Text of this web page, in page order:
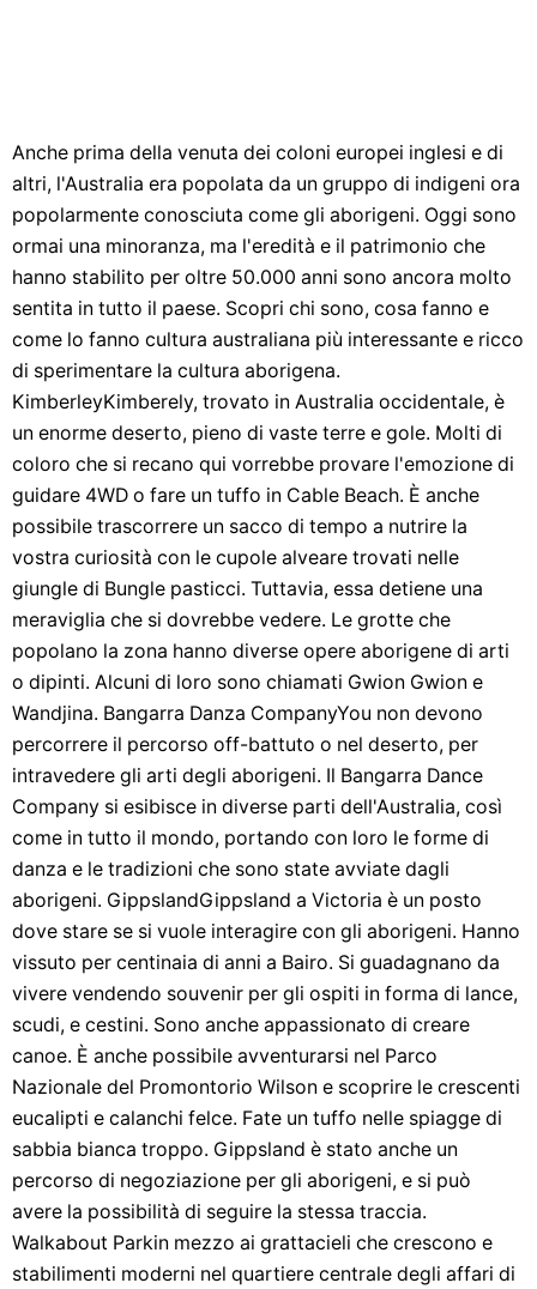
Anche prima della venuta dei coloni europei inglesi e di
altri, l'Australia era popolata da un gruppo di indigeni ora
popolarmente conosciuta come gli aborigeni. Oggi sono
ormai una minoranza, ma l'eredità e il patrimonio che
hanno stabilito per oltre 50.000 anni sono ancora molto
sentita in tutto il paese. Scopri chi sono, cosa fanno e
come lo fanno cultura australiana più interessante e ricco
di sperimentare la cultura aborigena.
KimberleyKimberely, trovato in Australia occidentale, è
un enorme deserto, pieno di vaste terre e gole. Molti di
coloro che si recano qui vorrebbe provare l'emozione di
guidare 4WD o fare un tuffo in Cable Beach. È anche
possibile trascorrere un sacco di tempo a nutrire la
vostra curiosità con le cupole alveare trovati nelle
giungle di Bungle pasticci. Tuttavia, essa detiene una
meraviglia che si dovrebbe vedere. Le grotte che
popolano la zona hanno diverse opere aborigene di arti
o dipinti. Alcuni di loro sono chiamati Gwion Gwion e
Wandjina. Bangarra Danza CompanyYou non devono
percorrere il percorso off-battuto o nel deserto, per
intravedere gli arti degli aborigeni. Il Bangarra Dance
Company si esibisce in diverse parti dell'Australia, così
come in tutto il mondo, portando con loro le forme di
danza e le tradizioni che sono state avviate dagli
aborigeni. GippslandGippsland a Victoria è un posto
dove stare se si vuole interagire con gli aborigeni. Hanno
vissuto per centinaia di anni a Bairo. Si guadagnano da
vivere vendendo souvenir per gli ospiti in forma di lance,
scudi, e cestini. Sono anche appassionato di creare
canoe. È anche possibile avventurarsi nel Parco
Nazionale del Promontorio Wilson e scoprire le crescenti
eucalipti e calanchi felce. Fate un tuffo nelle spiagge di
sabbia bianca troppo. Gippsland è stato anche un
percorso di negoziazione per gli aborigeni, e si può
avere la possibilità di seguire la stessa traccia.
Walkabout Parkin mezzo ai grattacieli che crescono e
stabilimenti moderni nel quartiere centrale degli affari di